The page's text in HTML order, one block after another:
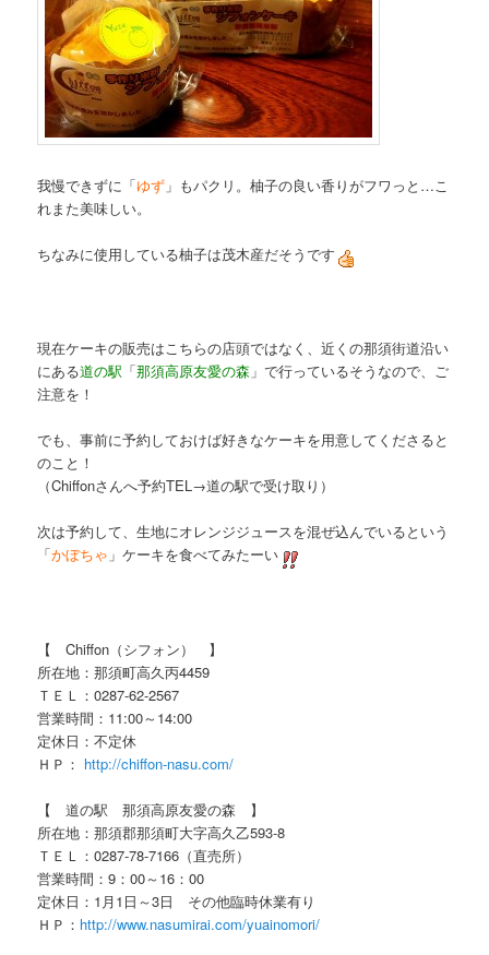
我慢できずに「ゆず 」もパクリ。柚子の良い香りがフワっと…こ
れまた美味しい。
ちなみに使用している柚子は茂木産だそうです
現在ケーキの販売はこちらの店頭ではなく、近くの那須街道沿い
にある道の駅 「那須高原友愛の森 」で行っているそうなので、ご
注意を！
でも、事前に予約しておけば好きなケーキを用意してくださると
のこと！
（Chiffonさんへ予約TEL→道の駅で受け取り）
次は予約して、生地にオレンジジュースを混ぜ込んでいるという
「かぼちゃ 」ケーキを食べてみたーい
【 Chiffon（シフォン） 】
所在地：那須町高久丙4459
ＴＥＬ：0287-62-2567
営業時間：11:00～14:00
定休日：不定休
ＨＰ： http://chiffon-nasu.com/
【 道の駅 那須高原友愛の森 】
所在地：那須郡那須町大字高久乙593-8
ＴＥＬ：0287-78-7166（直売所）
営業時間：9：00～16：00
定休日：1月1日～3日 その他臨時休業有り
ＨＰ： http://www.nasumirai.com/yuainomori/